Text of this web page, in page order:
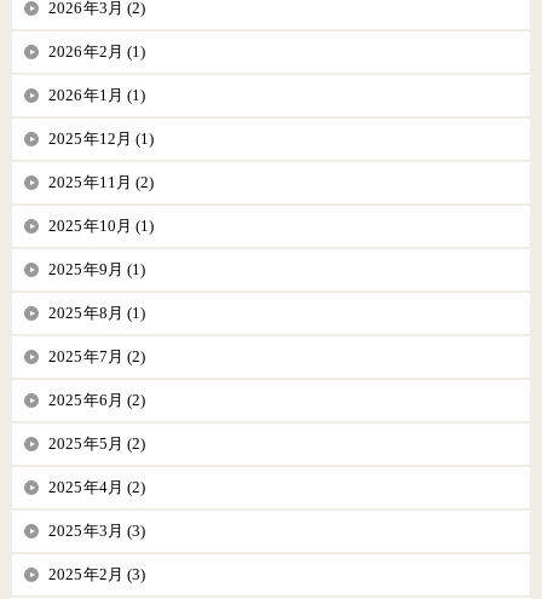
2026年3月 (2)
2026年2月 (1)
2026年1月 (1)
2025年12月 (1)
2025年11月 (2)
2025年10月 (1)
2025年9月 (1)
2025年8月 (1)
2025年7月 (2)
2025年6月 (2)
2025年5月 (2)
2025年4月 (2)
2025年3月 (3)
2025年2月 (3)